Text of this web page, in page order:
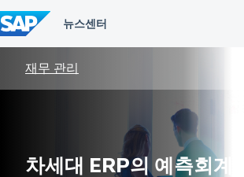
텐
츠
건
재무 관리
차세대 ERP의 예측회계